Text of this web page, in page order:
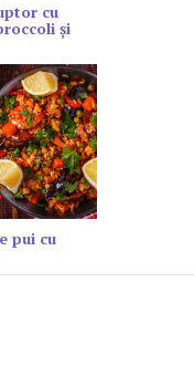
cu
și
pui cu